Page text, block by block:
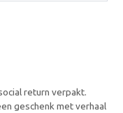
return verpakt.
geschenk met verhaal